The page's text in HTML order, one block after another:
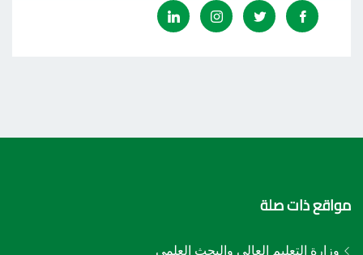
مواقع ذات صلة
وزارة التعليم العالي والبحث العلمي